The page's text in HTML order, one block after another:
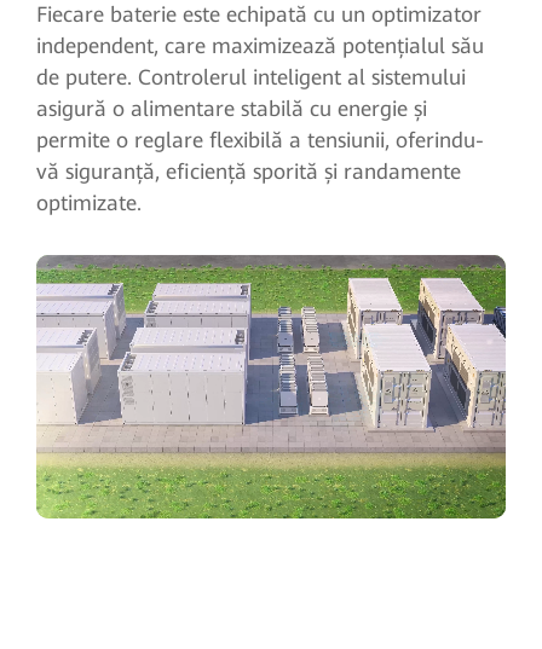
Fiecare baterie este echipată cu un optimizator
independent, care maximizează potențialul său
de putere. Controlerul inteligent al sistemului
asigură o alimentare stabilă cu energie și
permite o reglare flexibilă a tensiunii, oferindu-
vă siguranță, eficiență sporită și randamente
optimizate.